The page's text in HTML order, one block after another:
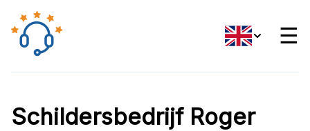
☰
Schildersbedrijf Roger